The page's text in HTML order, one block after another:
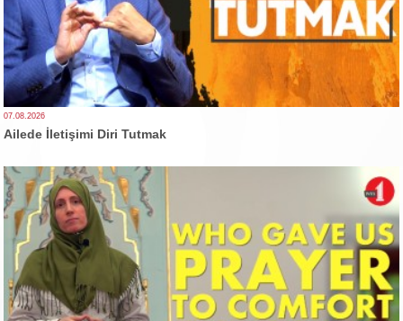
07.08.2026
Ailede İletişimi Diri Tutmak